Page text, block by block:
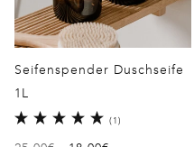
Seifenspender Duschseife
1L
(1)